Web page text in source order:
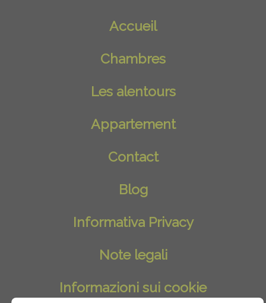
Accueil
Chambres
Les alentours
Appartement
Contact
Blog
Informativa Privacy
Note legali
Informazioni sui cookie